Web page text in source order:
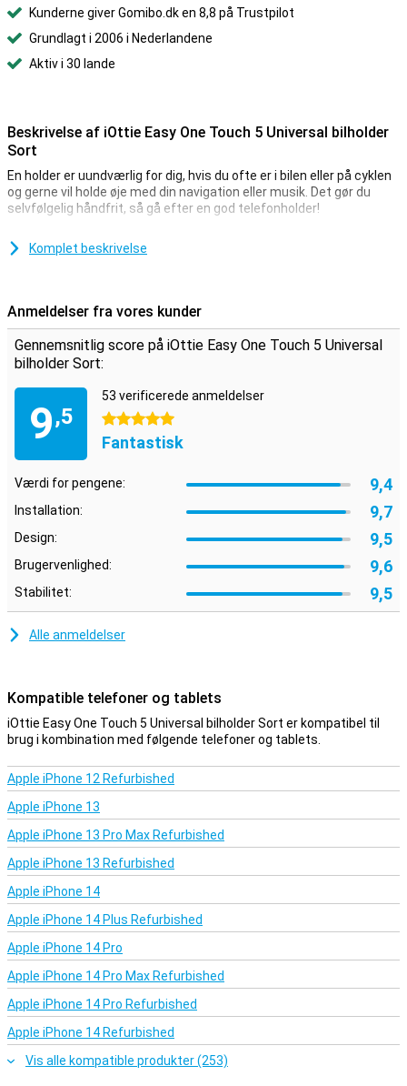
Kunderne giver Gomibo.dk en 8,8 på Trustpilot
Grundlagt i 2006 i Nederlandene
Aktiv i 30 lande
Beskrivelse af iOttie Easy One Touch 5 Universal bilholder
Sort
En holder er uundværlig for dig, hvis du ofte er i bilen eller på cyklen
og gerne vil holde øje med din navigation eller musik. Det gør du
selvfølgelig håndfrit, så gå efter en god telefonholder!
fastgøre en bilholder på, på grund af det stærke sug vil holderen
Komplet beskrivelse
Anmeldelser fra vores kunder
Gennemsnitlig score på iOttie Easy One Touch 5 Universal
bilholder Sort:
9,5
53 verificerede anmeldelser
5 stjerner
Fantastisk
Værdi for pengene: 9,4
Installation: 9,7
Design: 9,5
Brugervenlighed: 9,6
Stabilitet: 9,5
Alle anmeldelser
Kompatible telefoner og tablets
iOttie Easy One Touch 5 Universal bilholder Sort er kompatibel til
brug i kombination med følgende telefoner og tablets.
Apple iPhone 12 Refurbished
Apple iPhone 13
Apple iPhone 13 Pro Max Refurbished
Apple iPhone 13 Refurbished
Apple iPhone 14
Apple iPhone 14 Plus Refurbished
Apple iPhone 14 Pro
Apple iPhone 14 Pro Max Refurbished
Apple iPhone 14 Pro Refurbished
Apple iPhone 14 Refurbished
Vis alle kompatible produkter (253)